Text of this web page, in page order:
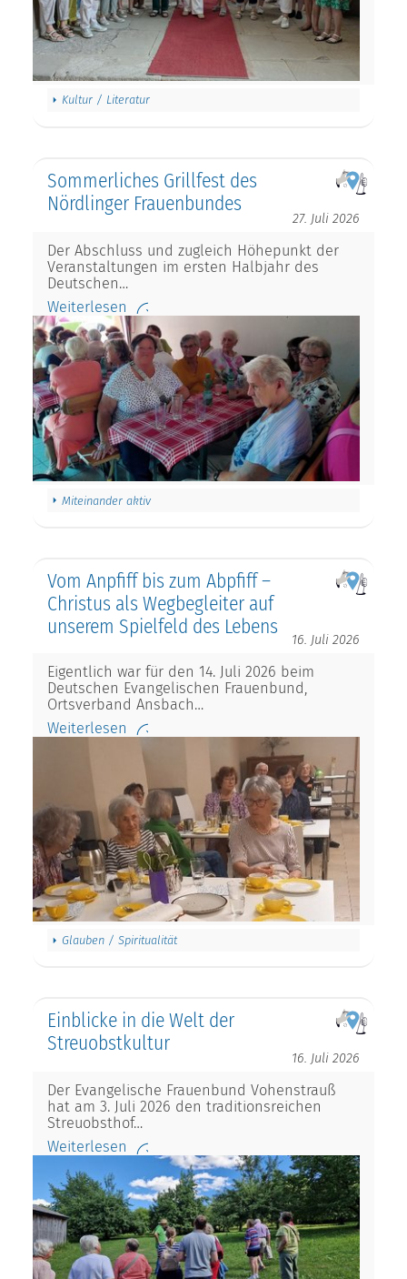
Kultur / Literatur
Sommerliches Grillfest des
Nördlinger Frauenbundes
27. Juli 2026
Der Abschluss und zugleich Höhepunkt der
Veranstaltungen im ersten Halbjahr des
Deutschen…
Weiterlesen
Miteinander aktiv
Vom Anpfiff bis zum Abpfiff –
Christus als Wegbegleiter auf
unserem Spielfeld des Lebens
16. Juli 2026
Eigentlich war für den 14. Juli 2026 beim
Deutschen Evangelischen Frauenbund,
Ortsverband Ansbach…
Weiterlesen
Glauben / Spiritualität
Einblicke in die Welt der
Streuobstkultur
16. Juli 2026
Der Evangelische Frauenbund Vohenstrauß
hat am 3. Juli 2026 den traditionsreichen
Streuobsthof…
Weiterlesen